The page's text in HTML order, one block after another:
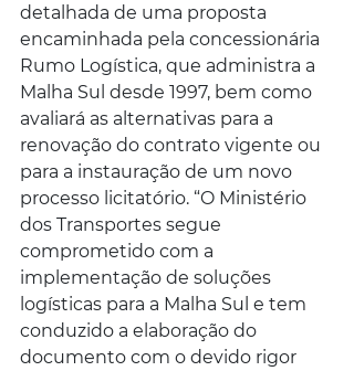
detalhada de uma proposta
encaminhada pela concessionária
Rumo Logística, que administra a
Malha Sul desde 1997, bem como
avaliará as alternativas para a
renovação do contrato vigente ou
para a instauração de um novo
processo licitatório. “O Ministério
dos Transportes segue
comprometido com a
implementação de soluções
logísticas para a Malha Sul e tem
conduzido a elaboração do
documento com o devido rigor